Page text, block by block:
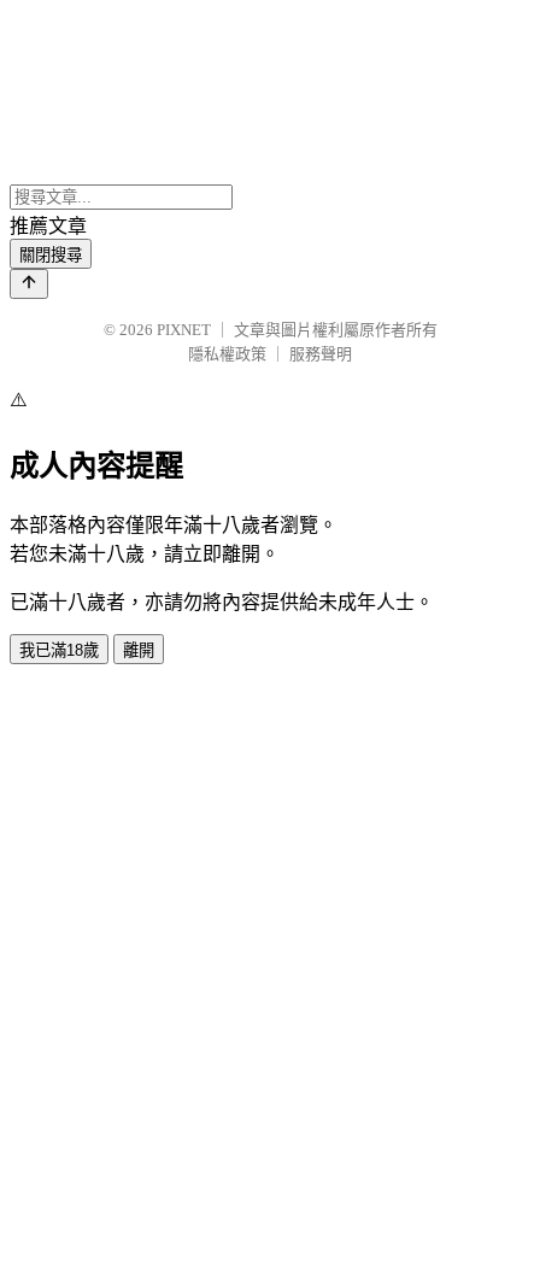
推薦文章
關閉搜尋
© 2026 PIXNET
文章與圖片權利屬原作者所有
隱私權政策
服務聲明
⚠️
成人內容提醒
本部落格內容僅限年滿十八歲者瀏覽。
若您未滿十八歲，請立即離開。
已滿十八歲者，亦請勿將內容提供給未成年人士。
我已滿18歲 離開